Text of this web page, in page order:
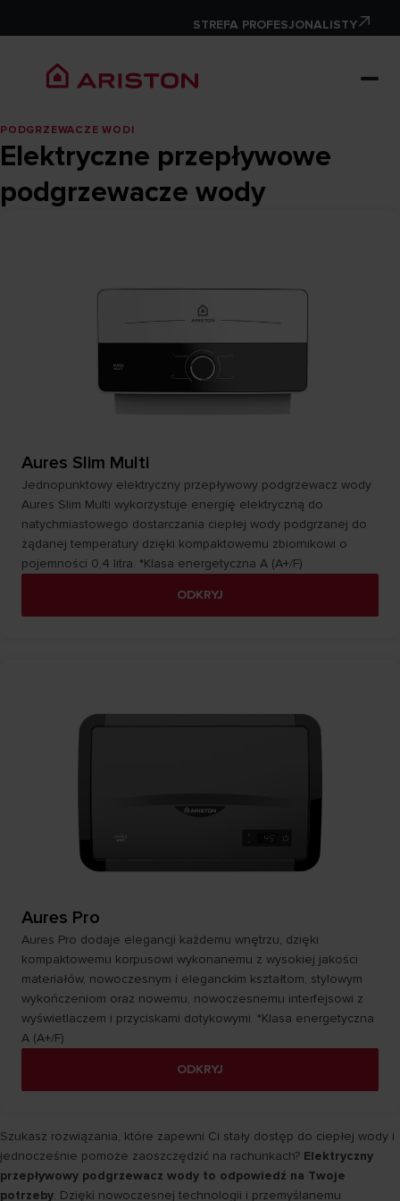
STREFA PROFESJONALISTY
PODGRZEWACZE WODI
Elektryczne przepływowe
podgrzewacze wody
Aures Slim Multi
Jednopunktowy elektryczny przepływowy podgrzewacz wody
Aures Slim Multi wykorzystuje energię elektryczną do
natychmiastowego dostarczania ciepłej wody podgrzanej do
żądanej temperatury dzięki kompaktowemu zbiornikowi o
pojemności 0,4 litra. *Klasa energetyczna A (A+/F)
ODKRYJ
Aures Pro
Aures Pro dodaje elegancji każdemu wnętrzu, dzięki
kompaktowemu korpusowi wykonanemu z wysokiej jakości
materiałów, nowoczesnym i eleganckim kształtom, stylowym
wykończeniom oraz nowemu, nowoczesnemu interfejsowi z
wyświetlaczem i przyciskami dotykowymi. *Klasa energetyczna
A (A+/F)
ODKRYJ
Szukasz rozwiązania, które zapewni Ci stały dostęp do ciepłej wody i
jednocześnie pomoże zaoszczędzić na rachunkach? Elektryczny
przepływowy podgrzewacz wody to odpowiedź na Twoje
potrzeby. Dzięki nowoczesnej technologii i przemyślanemu